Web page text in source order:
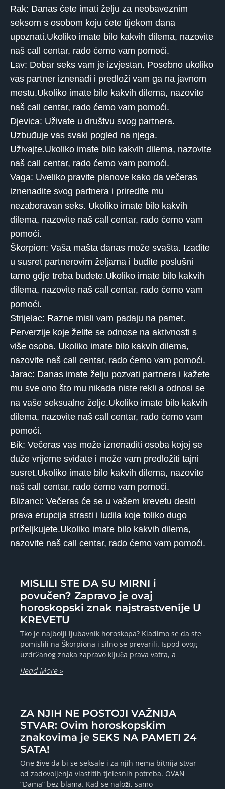
Rak: Danas ćete imati želju za neobaveznim
seksom s osobom koju ćete tijekom dana
upoznati.Ukoliko imate bilo kakvih dilema, nazovite
naš call centar, rado ćemo vam pomoći.
Lav: Dobar seks vam je izvjestan. Posebno ukoliko
vas partner iznenadi i predloži vam ga na javnom
mestu.Ukoliko imate bilo kakvih dilema, nazovite
naš call centar, rado ćemo vam pomoći.
Djevica: Uživate u društvu svog partnera.
Uzbuđuje vas svaki pogled na njega.
Uživajte.Ukoliko imate bilo kakvih dilema, nazovite
naš call centar, rado ćemo vam pomoći.
Vaga: Uveliko pravite planove kako da večeras
iznenadite svog partnera i priredite mu
nezaboravan seks. Ukoliko imate bilo kakvih
dilema, nazovite naš call centar, rado ćemo vam
pomoći.
Škorpion: Vaša mašta danas može svašta. Izađite
u susret partnerovim željama i budite poslušni
tamo gdje treba budete.Ukoliko imate bilo kakvih
dilema, nazovite naš call centar, rado ćemo vam
pomoći.
Strijelac: Razne misli vam padaju na pamet.
Perverzije koje želite se odnose na aktivnosti s
više osoba. Ukoliko imate bilo kakvih dilema,
nazovite naš call centar, rado ćemo vam pomoći.
Jarac: Danas imate želju pozvati partnera i kažete
mu sve ono što mu nikada niste rekli a odnosi se
na vaše seksualne želje.Ukoliko imate bilo kakvih
dilema, nazovite naš call centar, rado ćemo vam
pomoći.
Bik: Večeras vas može iznenaditi osoba kojoj se
duže vrijeme sviđate i može vam predložiti tajni
susret.Ukoliko imate bilo kakvih dilema, nazovite
naš call centar, rado ćemo vam pomoći.
Blizanci: Večeras će se u vašem krevetu desiti
prava erupcija strasti i ludila koje toliko dugo
priželjkujete.Ukoliko imate bilo kakvih dilema,
nazovite naš call centar, rado ćemo vam pomoći.
MISLILI STE DA SU MIRNI i
povučen? Zapravo je ovaj
horoskopski znak najstrastvenije U
KREVETU
Tko je najbolji ljubavnik horoskopa? Kladimo se da ste
pomislili na Škorpiona i silno se prevarili. Ispod ovog
uzdržanog znaka zapravo ključa prava vatra, a
Read More »
ZA NJIH NE POSTOJI VAŽNIJA
STVAR: Ovim horoskopskim
znakovima je SEKS NA PAMETI 24
SATA!
One žive da bi se seksale i za njih nema bitnija stvar
od zadovoljenja vlastitih tjelesnih potreba. OVAN
“Dama” bez blama. Kad se naloži, samo